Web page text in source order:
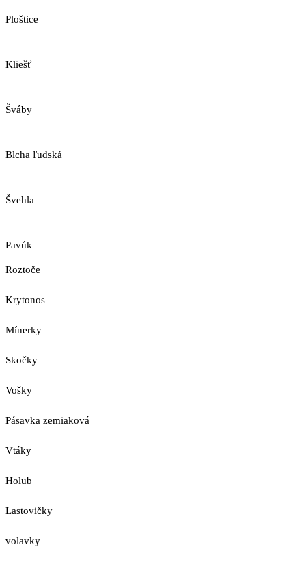
Ploštice
Kliešť
Šváby
Blcha ľudská
Švehla
Pavúk
Roztoče
Krytonos
Mínerky
Skočky
Vošky
Pásavka zemiaková
Vtáky
Holub
Lastovičky
volavky